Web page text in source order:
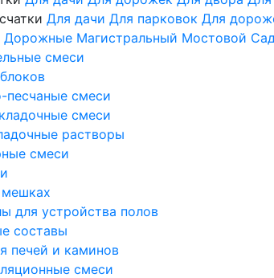
Для дачи Для парковок Для
Дорожные Магистральный Мостовой
смеси
песчаные смеси
смеси
растворы
смеси
для устройства полов
составы
печей и каминов
смеси